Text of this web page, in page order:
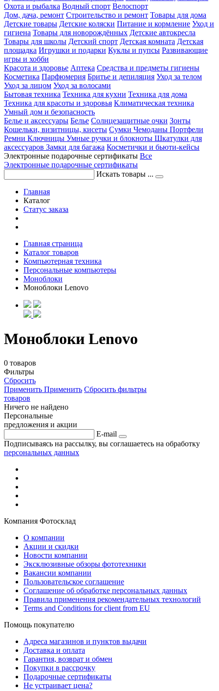
Охота и рыбалка Водный спорт Велоспорт
Дом, дача, ремонт Строительство и ремонт Товары для дома
Детские товары Детские коляски Питание и кормление Уход и
гигиена Товары для новорождённых Детские автокресла
Товары для школы Детский спорт Детская комната Детская
площадка Игрушки и подарки Куклы и пупсы Развивающие
игры и хобби
Красота и здоровье Аптека Средства и предметы гигиены
Косметика Парфюмерия Бритье и депиляция Уход за телом
Уход за лицом Уход за волосами
Бытовая техника Техника для кухни Техника для дома
Техника для красоты и здоровья Климатическая техника
Умный дом и безопасность
Белье и аксессуары Белье Солнцезащитные очки Зонты
Кошельки, визитницы, кисеты Сумки Чемоданы Портфели
Ремни Ключницы Умные ручки и блокноты Шкатулки для
аксессуаров Замки для багажа Косметички и бьюти-кейсы
Электронные подарочные сертификаты Все
Электронные подарочные сертификаты
Искать товары ...
Главная
Каталог
Статус заказа
Главная страница
Каталог товаров
Компьютерная техника
Персональные компьютеры
Моноблоки
Моноблоки Lenovo
Моноблоки Lenovo
0 товаров
Фильтры
Сбросить
Применить Применить Сбросить фильтры
товаров
Ничего не найдено
Персональные
предложения и акции
E-mail
Подписываясь на рассылку, вы соглашаетесь на обработку
персональных данных
Компания Фотосклад
О компании
Акции и скидки
Новости компании
Эксклюзивные обзоры фототехники
Вакансии компании
Пользовательское соглашение
Соглашение об обработке персональных данных
Правила применения рекомендательных технологий
Terms and Conditions for client from EU
Помощь покупателю
Адреса магазинов и пунктов выдачи
Доставка и оплата
Гарантия, возврат и обмен
Покупки в рассрочку
Подарочные сертификаты
Не устраивает цена?